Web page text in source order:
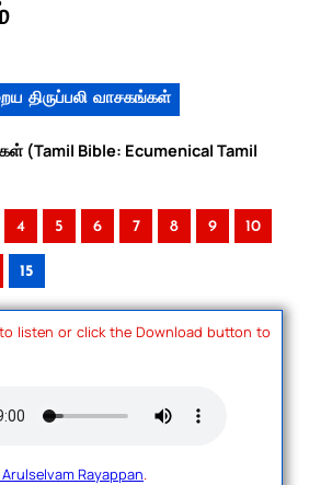
திருப்பலி வாசகங்கள்
(Tamil Bible: Ecumenical Tamil
4 5 6 7 8 9 10
15
listen or click the Download button to
Rayappan.